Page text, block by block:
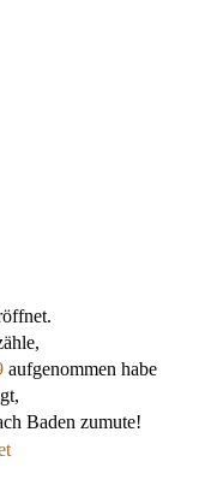
aufgenommen habe
Baden zumute!